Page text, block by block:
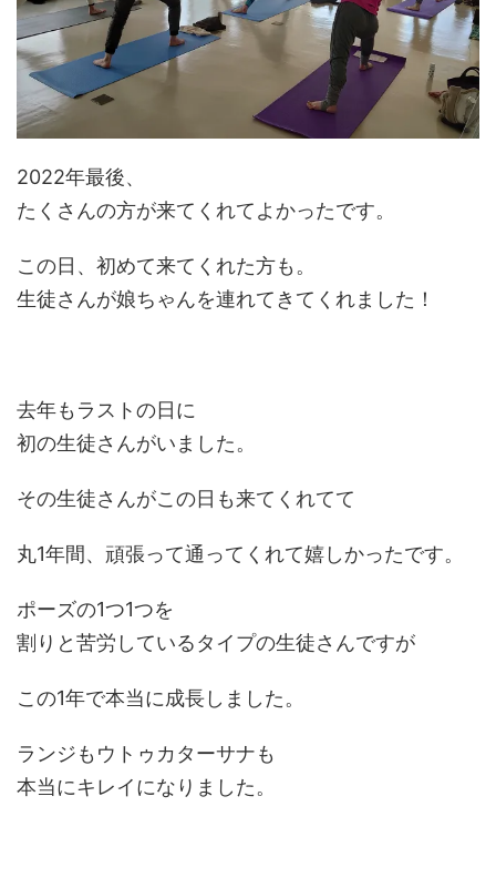
2022年最後、
たくさんの方が来てくれてよかったです。
この日、初めて来てくれた方も。
生徒さんが娘ちゃんを連れてきてくれました！
去年もラストの日に
初の生徒さんがいました。
その生徒さんがこの日も来てくれてて
丸1年間、頑張って通ってくれて嬉しかったです。
ポーズの1つ1つを
割りと苦労しているタイプの生徒さんですが
この1年で本当に成長しました。
ランジもウトゥカターサナも
本当にキレイになりました。